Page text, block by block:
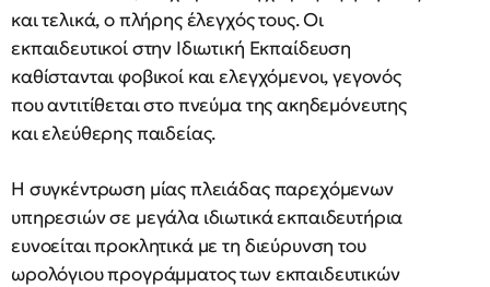
και τελικά, ο πλήρης έλεγχός τους. Οι
εκπαιδευτικοί στην Ιδιωτική Εκπαίδευση
καθίστανται φοβικοί και ελεγχόμενοι, γεγονός
που αντιτίθεται στο πνεύμα της ακηδεμόνευτης
και ελεύθερης παιδείας.
Η συγκέντρωση μίας πλειάδας παρεχόμενων
υπηρεσιών σε μεγάλα ιδιωτικά εκπαιδευτήρια
ευνοείται προκλητικά με τη διεύρυνση του
ωρολόγιου προγράμματος των εκπαιδευτικών